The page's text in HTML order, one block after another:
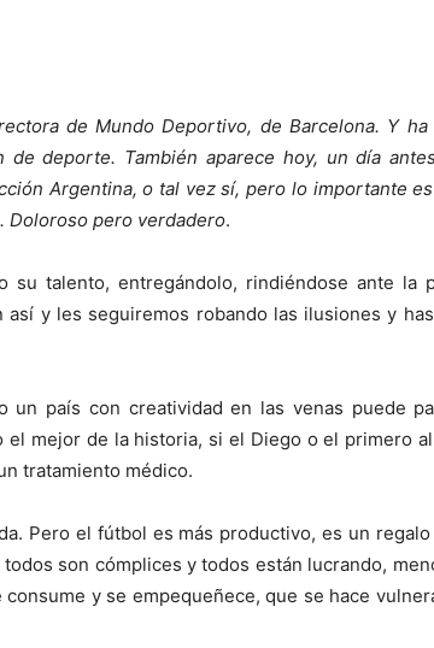
de Mundo Deportivo, de Barcelona. Y ha
deporte. También aparece hoy, un día
Argentina, o tal vez sí, pero lo importante
Doloroso pero verdadero.
su talento, entregándolo, rindiéndose ante la
y les seguiremos robando las ilusiones y
un país con creatividad en las venas puede
mejor de la historia, si el Diego o el primero
tratamiento médico.
Pero el fútbol es más productivo, es un regalo
son cómplices y todos están lucrando,
y se empequeñece, que se hace